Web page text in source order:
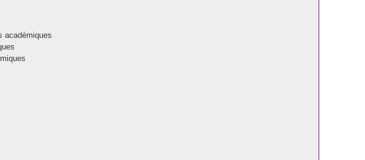
académiques